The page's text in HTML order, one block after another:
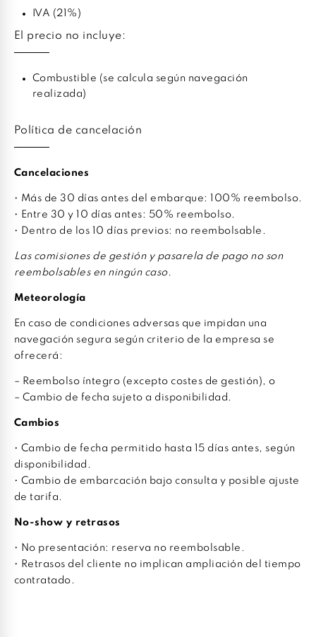
IVA (21%)
El precio no incluye:
Combustible (se calcula según navegación
realizada)
Política de cancelación
Cancelaciones
• Más de 30 días antes del embarque: 100% reembolso.
• Entre 30 y 10 días antes: 50% reembolso.
• Dentro de los 10 días previos: no reembolsable.
Las comisiones de gestión y pasarela de pago no son
reembolsables en ningún caso.
Meteorología
En caso de condiciones adversas que impidan una
navegación segura según criterio de la empresa se
ofrecerá:
– Reembolso íntegro (excepto costes de gestión), o
– Cambio de fecha sujeto a disponibilidad.
Cambios
• Cambio de fecha permitido hasta 15 días antes, según
disponibilidad.
• Cambio de embarcación bajo consulta y posible ajuste
de tarifa.
No-show y retrasos
• No presentación: reserva no reembolsable.
• Retrasos del cliente no implican ampliación del tiempo
contratado.